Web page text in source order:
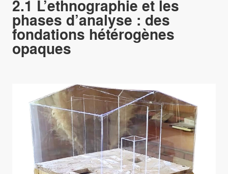
2.1 L’ethnographie et les
phases d’analyse : des
fondations hétérogènes
opaques